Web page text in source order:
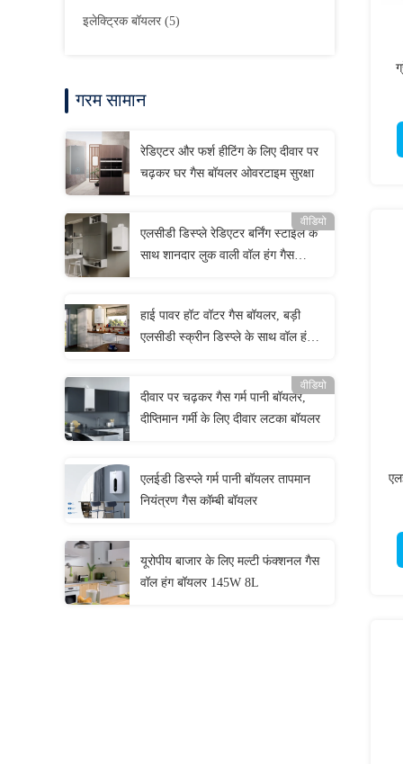
इलेक्ट्रिक बॉयलर(5)
गरम सामान
रेडिएटर और फर्श हीटिंग के लिए दीवार पर
चढ़कर घर गैस बॉयलर ओवरटाइम सुरक्षा
वीडियो
एलसीडी डिस्प्ले रेडिएटर बर्निंग स्टाइल के
साथ शानदार लुक वाली वॉल हंग गैस
हाई पावर हॉट वॉटर गैस बॉयलर, बड़ी
एलसीडी स्क्रीन डिस्प्ले के साथ वॉल हंग
वीडियो
दीवार पर चढ़कर गैस गर्म पानी बॉयलर,
दीप्तिमान गर्मी के लिए दीवार लटका बॉयलर
एलईडी डिस्प्ले गर्म पानी बॉयलर तापमान
नियंत्रण गैस कॉम्बी बॉयलर
यूरोपीय बाजार के लिए मल्टी फंक्शनल गैस
वॉल हंग बॉयलर 145W 8L